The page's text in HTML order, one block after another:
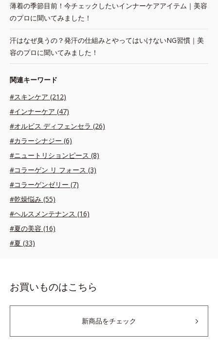
薄着の季節目前！今チェックしたいインナーケアアイテム｜美容
のプロに聞いてみました！
汗はなぜ臭うの？発汗の仕組みとやってはいけないNG習慣｜美
容のプロに聞いてみました！
関連キーワード
#スキンケア (212)
#インナーケア (47)
#オルビス ディフェンセラ (26)
#カラーシナジー (6)
#ニュートリションピース (8)
#コラーゲン リ フォース (3)
#コラーゲンゼリー (7)
#乾燥悩み (55)
#ヘルスメンテナンス (16)
#夏の美容 (16)
#夏 (33)
お買いものはこちら
新商品をチェック